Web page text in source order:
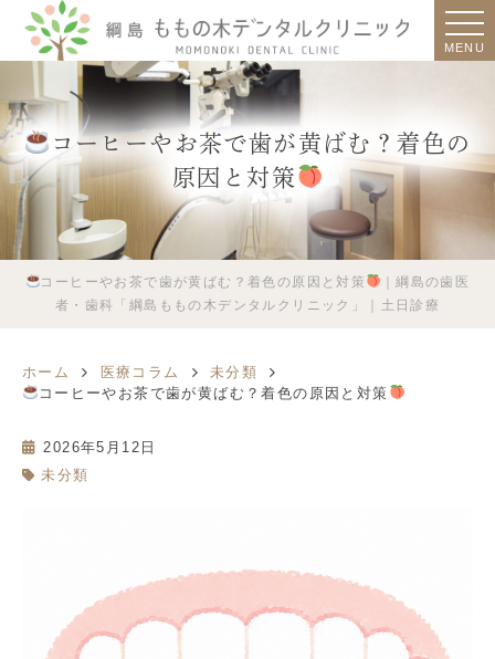
MENU
コーヒーやお茶で歯が黄ばむ？着色の
原因と対策
コーヒーやお茶で歯が黄ばむ？着色の原因と対策
｜綱島の歯医
者・歯科「綱島ももの木デンタルクリニック」｜土日診療
ホーム 医療コラム
未分類
コーヒーやお茶で歯が黄ばむ？着色の原因と対策
2026年5月12日
未分類